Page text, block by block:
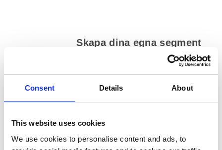
Consent Details About
This website uses cookies
We use cookies to personalise content and ads, to
Skapa dina egna segment
Bygg upp dina egna segment i
verktyget och jobba utifrån dem.
Kanske sitter ni med färdiga
framarbetade segment som ni vill
ni slå ihop vissa Mosaic livsstilstyper
målgruppsarbetet. Verktyget kan
skräddarsys efter era behov.